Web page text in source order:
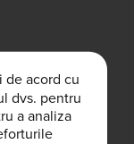
de acord cu
dvs. pentru
a analiza